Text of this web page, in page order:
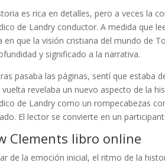
es rica en detalles, pero a veces la
de Landry conductor. A medida que
en que la visión cristiana del mundo de
y significado a la narrativa.
pasaba las páginas, sentí que estaba
vuelta revelaba un nuevo aspecto de la
de Landry como un rompecabezas
El lector se convierte en un
Clements libro online​
de la emoción inicial, el ritmo de la